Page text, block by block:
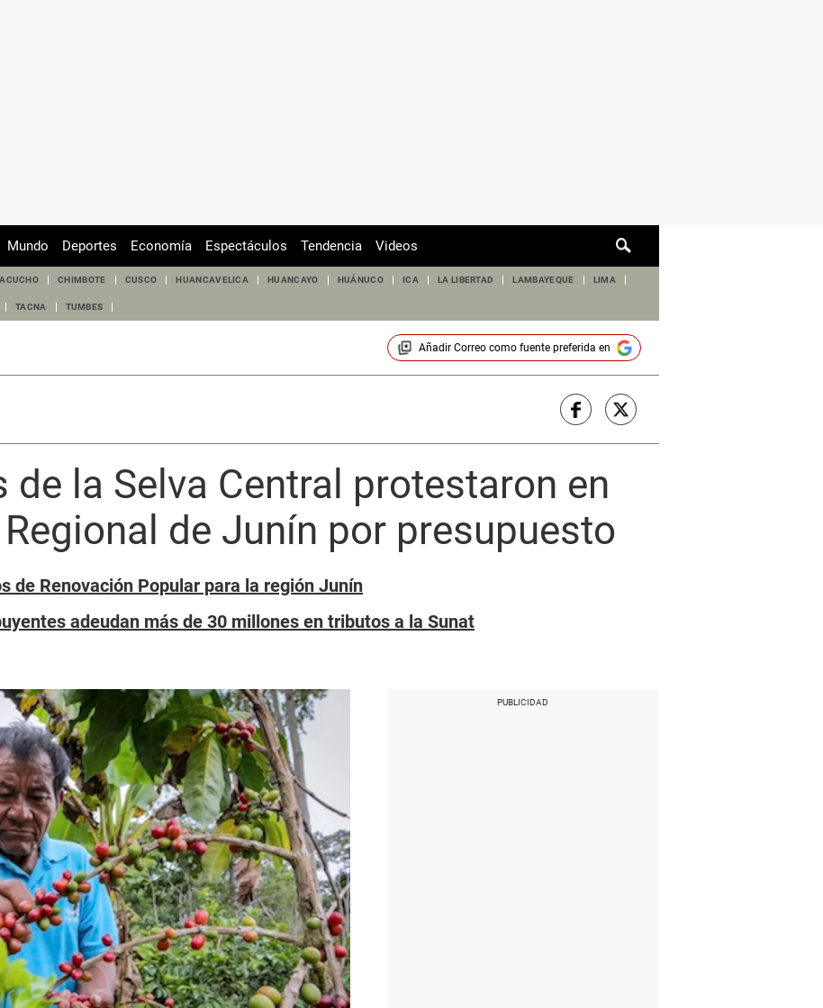
de
Mundo Deportes Economía Espectáculos Tendencia Videos
CHIMBOTE CUSCO HUANCAVELICA HUANCAYO HUÁNUCO ICA LA LIBERTAD LAMBAYEQUE LIMA
TACNA TUMBES
Añadir Correocomo fuente preferida en
la Selva Central protestaron en
de Junín por presupuesto
de Renovación Popular para la región Junín
adeudan más de 30 millones en tributos a la Sunat